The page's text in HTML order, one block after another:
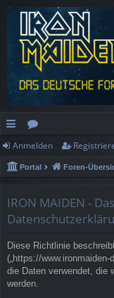
ch
ne
ug
rif
f
or
en
Anmelden
Portal Foren-
IRON MAIDEN -
Diese Richtlinie
(„https://www.ironmaiden-
die Daten verwendet, die
werden.